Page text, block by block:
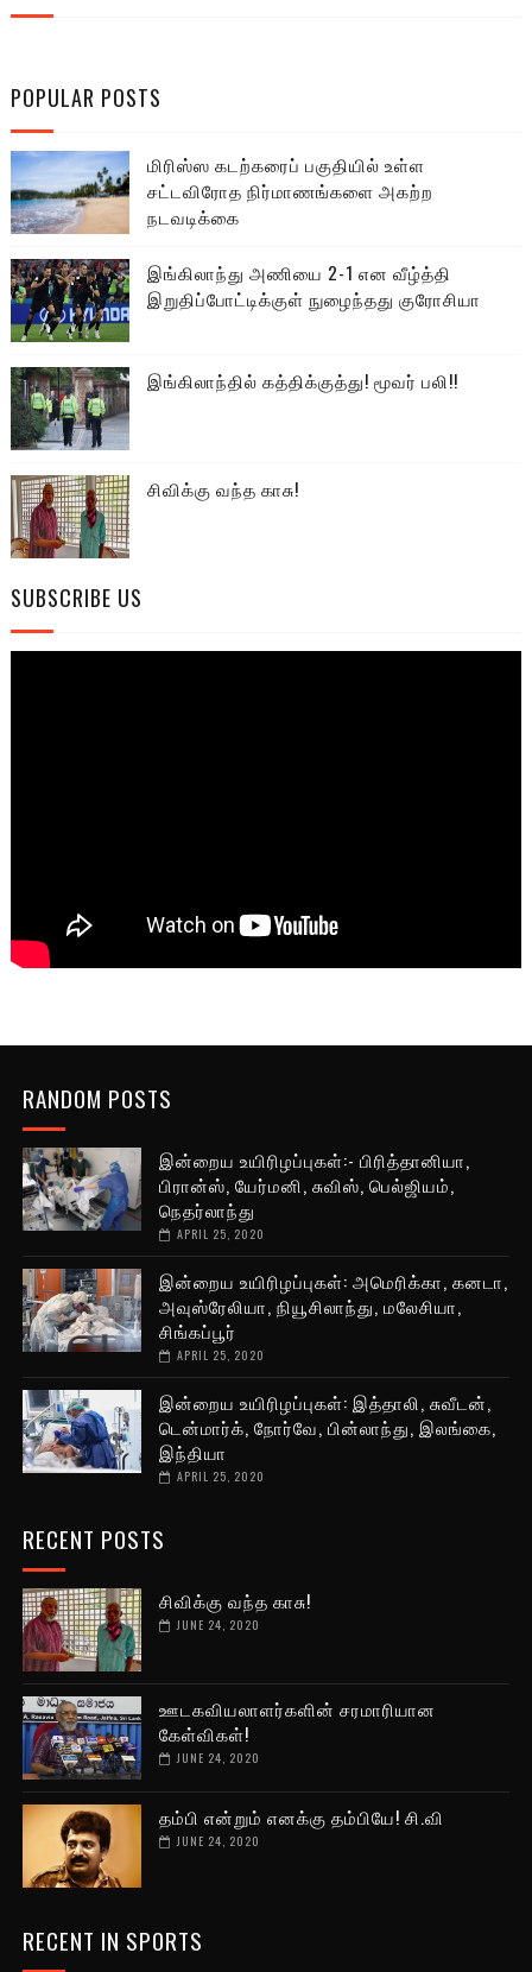
POPULAR POSTS
மிரிஸ்ஸ கடற்கரைப் பகுதியில் உள்ள
சட்டவிரோத நிர்மாணங்களை அகற்ற
நடவடிக்கை
இங்கிலாந்து அணியை 2-1 என வீழ்த்தி
இறுதிப்போட்டிக்குள் நுழைந்தது குரோசியா
இங்கிலாந்தில் கத்திக்குத்து! மூவர் பலி!!
சிவிக்கு வந்த காசு!
SUBSCRIBE US
RANDOM POSTS
இன்றைய உயிரிழப்புகள்:- பிரித்தானியா,
பிரான்ஸ், யேர்மனி, சுவிஸ், பெல்ஜியம்,
நெதர்லாந்து
APRIL 25, 2020
இன்றைய உயிரிழப்புகள்: அமெரிக்கா, கனடா,
அவுஸ்ரேலியா, நியூசிலாந்து, மலேசியா,
சிங்கப்பூர்
APRIL 25, 2020
இன்றைய உயிரிழப்புகள்: இத்தாலி, சுவீடன்,
டென்மார்க், நோர்வே, பின்லாந்து, இலங்கை,
இந்தியா
APRIL 25, 2020
RECENT POSTS
சிவிக்கு வந்த காசு!
JUNE 24, 2020
ஊடகவியலாளர்களின் சரமாரியான
கேள்விகள்!
JUNE 24, 2020
தம்பி என்றும் எனக்கு தம்பியே! சி.வி
JUNE 24, 2020
RECENT IN SPORTS